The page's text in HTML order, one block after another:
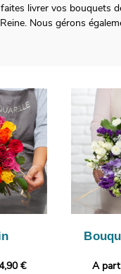
livrer vos bouquets
Nous gérons
à la fois. Après
viendra envelopper votre
votre bouquet sera
cette photographie afin
composition florale.
plus ? Il vous sera
message, pour un
€ A